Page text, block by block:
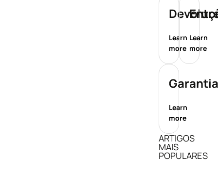
Learn
more
Learn
more
Learn
more
ARTIGOS
MAIS
POPULARES